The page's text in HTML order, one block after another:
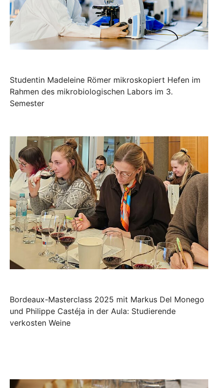
Studentin Madeleine Römer mikroskopiert Hefen im
Rahmen des mikrobiologischen Labors im 3.
Semester
Bordeaux-Masterclass 2025 mit Markus Del Monego
und Philippe Castéja in der Aula: Studierende
verkosten Weine